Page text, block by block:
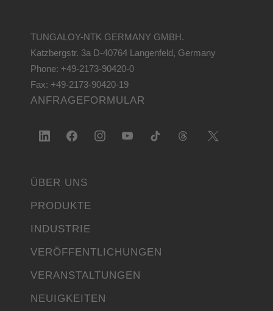
TUNGALOY-NTK GERMANY GMBH.
Katzbergstr. 3a D-40764 Langenfeld, Germany
Phone: +49-2173-90420-0
Fax: +49-2173-90420-19
ANFRAGEFORMULAR
ÜBER UNS
PRODUKTE
INDUSTRIE
VERÖFFENTLICHUNGEN
VERANSTALTUNGEN
NEUIGKEITEN